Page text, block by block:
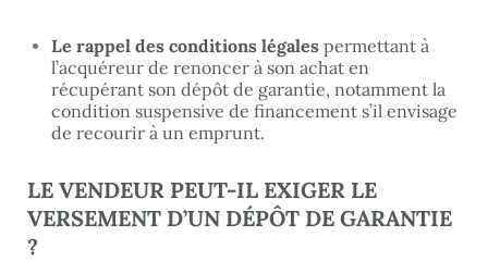
Le rappel des conditions légales permettant à
l’acquéreur de renoncer à son achat en
récupérant son dépôt de garantie, notamment la
condition suspensive de financement s’il envisage
de recourir à un emprunt.
LE VENDEUR PEUT-IL EXIGER LE
VERSEMENT D’UN DÉPÔT DE GARANTIE
?